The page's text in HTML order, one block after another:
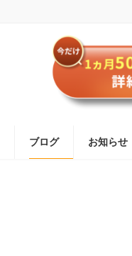
ブログ お知らせ